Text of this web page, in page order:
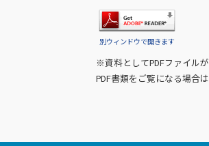
別ウィンドウで開きます
※資料としてPDFファイル
PDF書類をご覧になる場合は